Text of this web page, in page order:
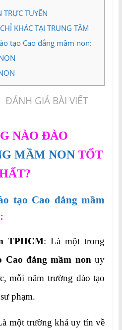
TUYẾN
KHÁC TẠI TRUNG TÂM
tạo Cao đẳng mầm non:
ĐÁNH GIÁ BÀI VIẾT
NÀO ĐÀO
MẦM NONTỐT
tạo Cao đẳng mầm
TPHCM: Là một trong
Cao đẳng mầm nonuy
mỗi năm trường đào tạo
phạm.
một trường khá uy tín về